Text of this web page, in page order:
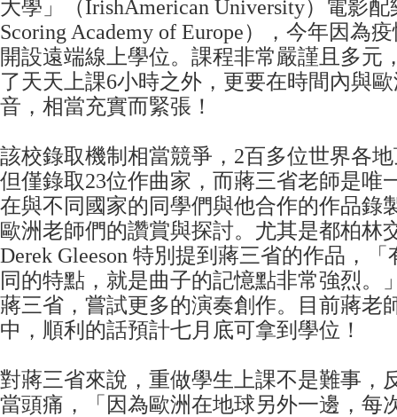
大學」（IrishAmerican University）電影
Scoring Academy of Europe），今年因為
開設遠端線上學位。課程非常嚴謹且多元
了天天上課6小時之外，更要在時間內與
音，相當充實而緊張！
該校錄取機制相當競爭，2百多位世界各
但僅錄取23位作曲家，而蔣三省老師是唯
在與不同國家的同學們與他合作的作品錄
歐洲老師們的讚賞與探討。尤其是都柏林
Derek Gleeson 特別提到蔣三省的作品，
同的特點，就是曲子的記憶點非常強烈。
蔣三省，嘗試更多的演奏創作。目前蔣老
中，順利的話預計七月底可拿到學位！
對蔣三省來說，重做學生上課不是難事，
當頭痛，「因為歐洲在地球另外一邊，每